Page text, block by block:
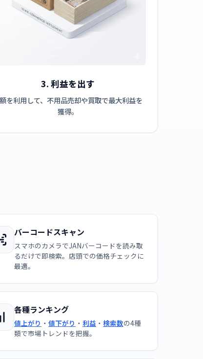
3. 利益を出す
を利用して、不用品売却や買取で最大利益を
獲得。
バーコードスキャン
スマホのカメラでJANバーコードを読み取
るだけで即検索。店頭での価格チェックに
最適。
各種ランキング
値上がり ・ 値下がり ・ 利益 ・ 検索数の4種
類で市場トレンドを把握。